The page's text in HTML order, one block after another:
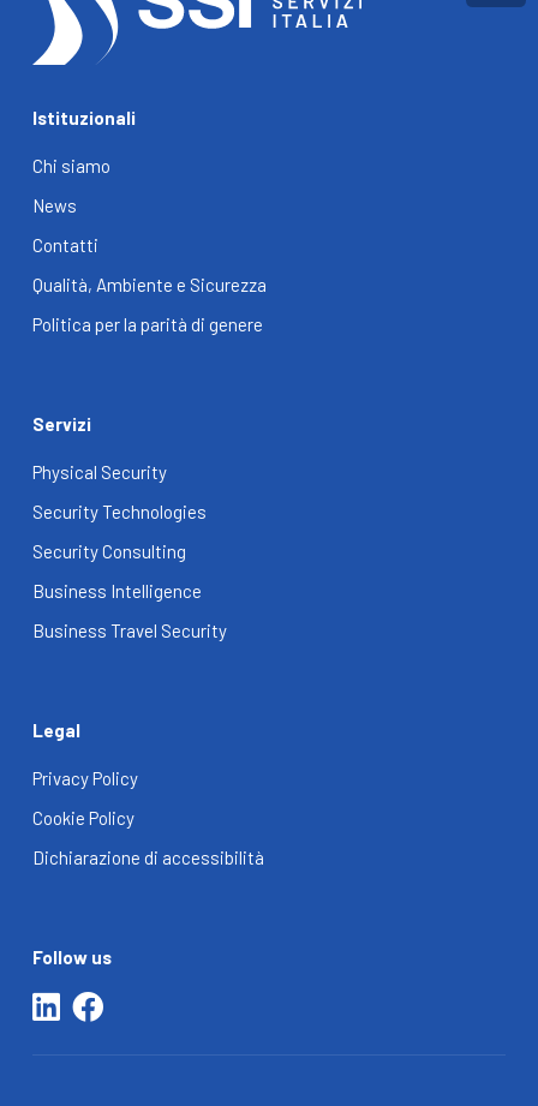
Istituzionali
Chi siamo
News
Contatti
Qualità, Ambiente e Sicurezza
Politica per la parità di genere
Servizi
Physical Security
Security Technologies
Security Consulting
Business Intelligence
Business Travel Security
Legal
Privacy Policy
Cookie Policy
Dichiarazione di accessibilità
Follow us